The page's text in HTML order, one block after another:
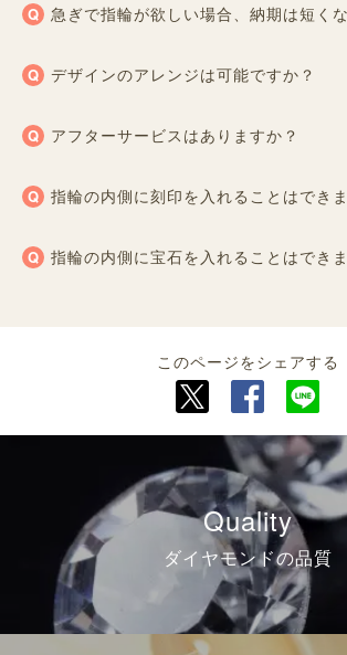
急ぎで指輪が欲しい場合、納期は短く
デザインのアレンジは可能ですか？
アフターサービスはありますか？
指輪の内側に刻印を入れることはでき
指輪の内側に宝石を入れることはでき
このページをシェアする
Quality
ダイヤモンドの品質